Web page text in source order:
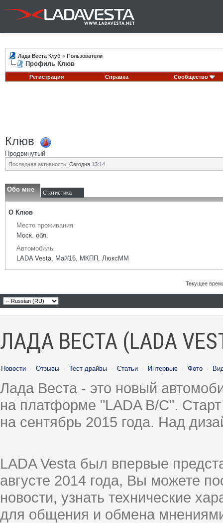
Лада Веста Клуб > Пользователи
Профиль Клюв
Регистрация Справка Сообщество
Клюв
Продвинутый
Последняя активность: Сегодня 13:14
Обо мне Статистика
О Клюв
Место проживания
Моск. обл.
Автомобиль
LADA Vesta, Май'16, МКПП, ЛюксММ
Текущее
ЛАДА ВЕСТА (LADA
Новости · Отзывы · Тест-драйвы · Статьи · Интервью · Фото ·
Лада Веста - это новый
на платформе "LADA B/C".
на сентябрь 2015 года. Над
LADA Vesta был впервые
августе 2014 года, Вы можете
новости, узнать технические
для общения и обмена